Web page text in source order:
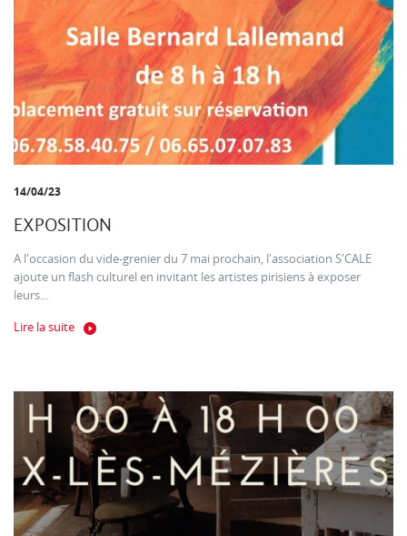
14/04/23
EXPOSITION
A l'occasion du vide-grenier du 7 mai prochain, l'association S'CALE
ajoute un flash culturel en invitant les artistes pirisiens à exposer
leurs...
Lire la suite